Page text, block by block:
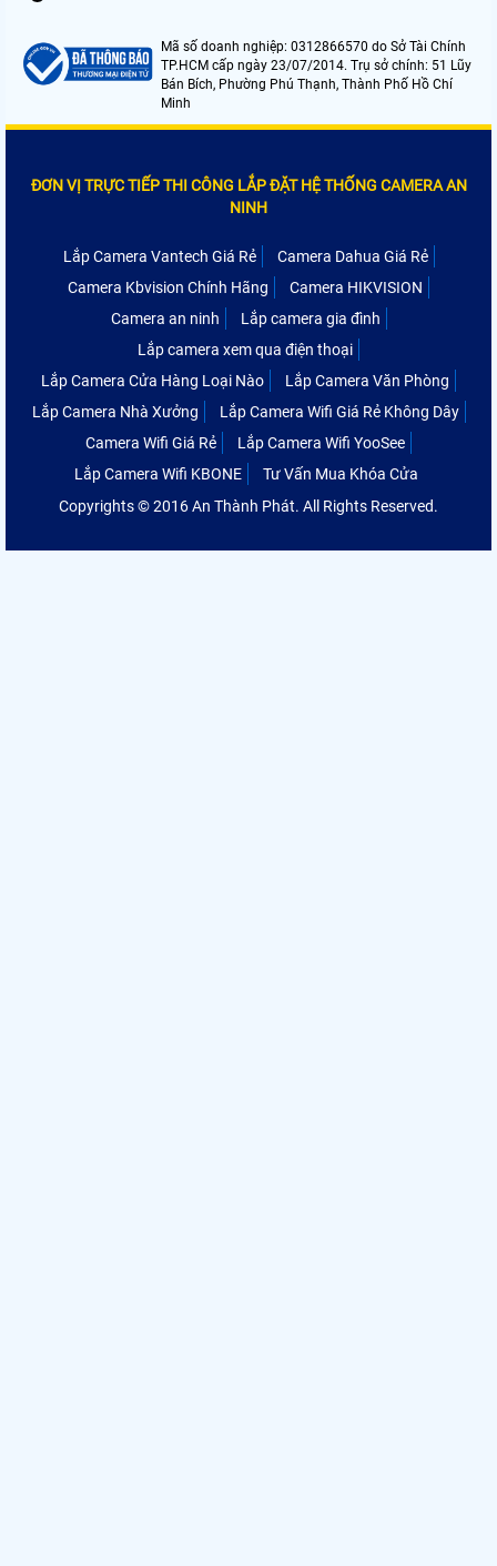
Mã số doanh nghiệp: 0312866570 do Sở Tài Chính
TP.HCM cấp ngày 23/07/2014. Trụ sở chính: 51 Lũy
Bán Bích, Phường Phú Thạnh, Thành Phố Hồ Chí
Minh
ĐƠN VỊ TRỰC TIẾP THI CÔNG LẮP ĐẶT HỆ THỐNG CAMERA AN
NINH
Lắp Camera Vantech Giá Rẻ
Camera Dahua Giá Rẻ
Camera Kbvision Chính Hãng
Camera HIKVISION
Camera an ninh
Lắp camera gia đình
Lắp camera xem qua điện thoại
Lắp Camera Cửa Hàng Loại Nào
Lắp Camera Văn Phòng
Lắp Camera Nhà Xưởng
Lắp Camera Wifi Giá Rẻ Không Dây
Camera Wifi Giá Rẻ
Lắp Camera Wifi YooSee
Lắp Camera Wifi KBONE
Tư Vấn Mua Khóa Cửa
Copyrights © 2016 An Thành Phát. All Rights Reserved.